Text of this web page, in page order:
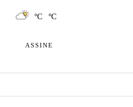
ºC ºC
ASSINE